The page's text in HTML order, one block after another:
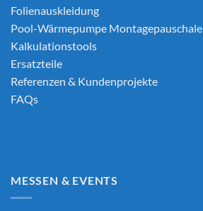
Folienauskleidung
Pool-Wärmepumpe Montagepauschale
Kalkulationstools
Ersatzteile
Referenzen & Kundenprojekte
FAQs
MESSEN & EVENTS